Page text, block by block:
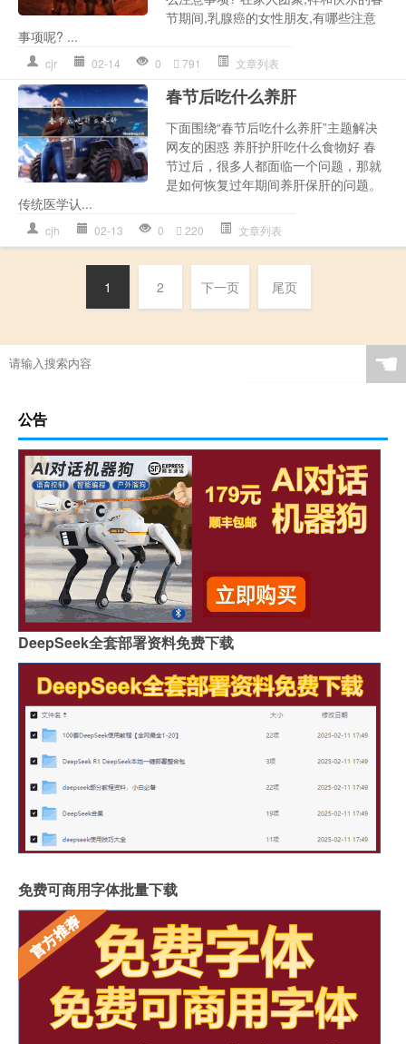
节期间,乳腺癌的女性朋友,有哪些注意
事项呢? ...
cjr 02-14 0 791 文章列表
春节后吃什么养肝
下面围绕“春节后吃什么养肝”主题解决
网友的困惑 养肝护肝吃什么食物好 春
节过后，很多人都面临一个问题，那就
是如何恢复过年期间养肝保肝的问题。
传统医学认...
cjh 02-13 0 220 文章列表
1 2 下一页 尾页
☚
公告
DeepSeek全套部署资料免费下载
免费可商用字体批量下载